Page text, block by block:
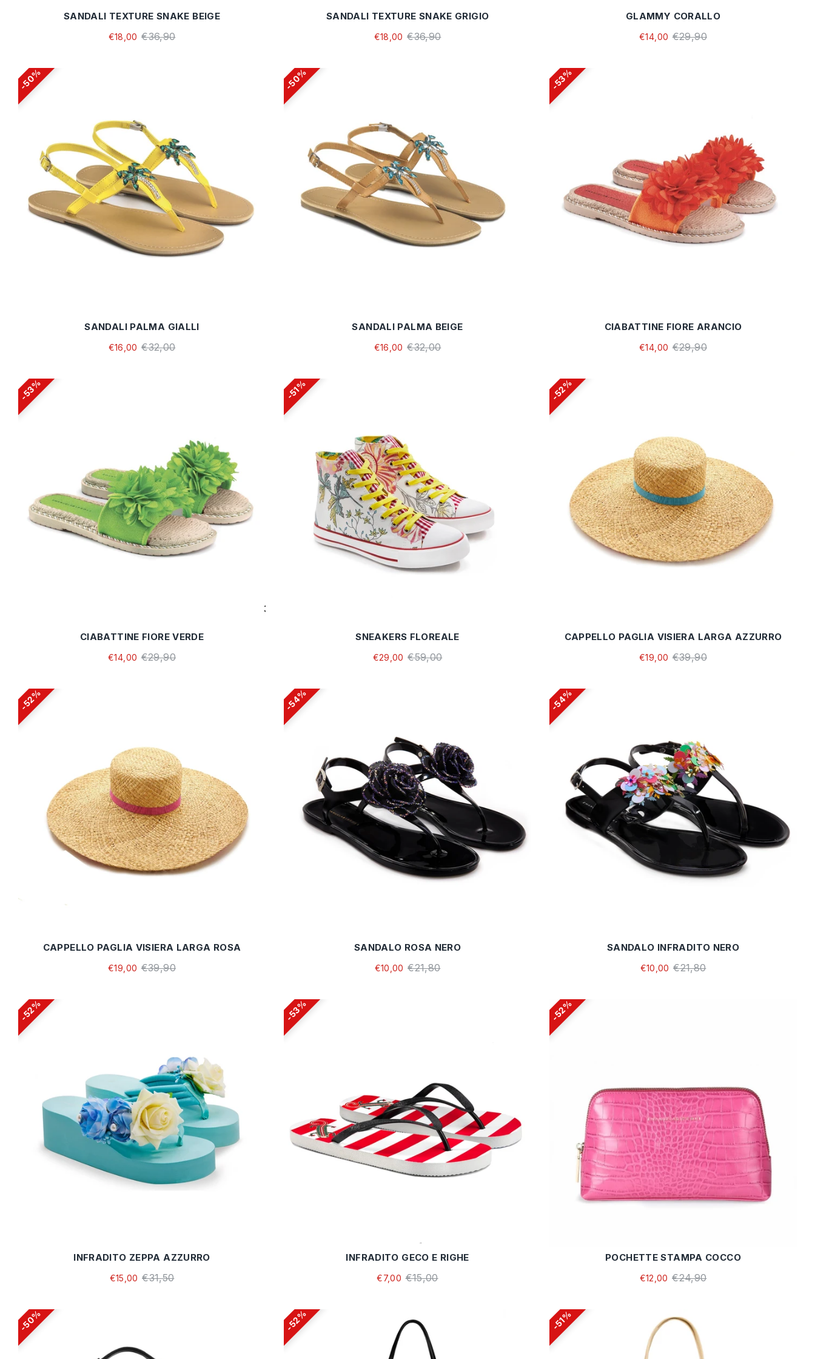
SANDALI TEXTURE SNAKE BEIGE
€18,00 €36,90
SANDALI TEXTURE SNAKE GRIGIO
€18,00 €36,90
GLAMMY CORALLO
€14,00 €29,90
50%
SANDALI PALMA GIALLI
€16,00 €32,00
50%
SANDALI PALMA BEIGE
€16,00 €32,00
53%
CIABATTINE FIORE ARANCIO
€14,00 €29,90
53%
CIABATTINE FIORE VERDE
€14,00 €29,90
51%
SNEAKERS FLOREALE
€29,00 €59,00
52%
CAPPELLO PAGLIA VISIERA LARGA AZZURRO
€19,00 €39,90
52%
CAPPELLO PAGLIA VISIERA LARGA ROSA
€19,00 €39,90
54%
SANDALO ROSA NERO
€10,00 €21,80
54%
SANDALO INFRADITO NERO
€10,00 €21,80
52%
INFRADITO ZEPPA AZZURRO
€15,00 €31,50
53%
INFRADITO GECO E RIGHE
€7,00 €15,00
52%
POCHETTE STAMPA COCCO
€12,00 €24,90
50% 52% 51%